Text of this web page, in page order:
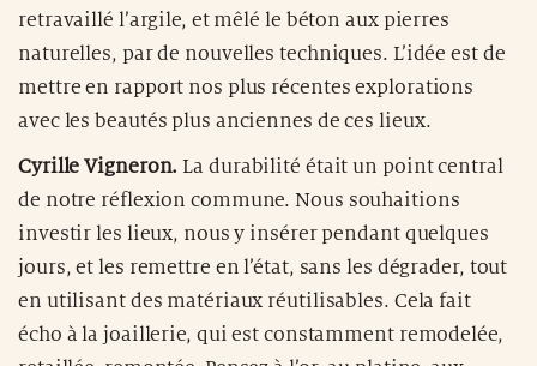
retravaillé l’argile, et mêlé le béton aux pierres
naturelles, par de nouvelles techniques. L’idée est de
mettre en rapport nos plus récentes explorations
avec les beautés plus anciennes de ces lieux.
Cyrille Vigneron. La durabilité était un point central
de notre réflexion commune. Nous souhaitions
investir les lieux, nous y insérer pendant quelques
jours, et les remettre en l’état, sans les dégrader, tout
en utilisant des matériaux réutilisables. Cela fait
écho à la joaillerie, qui est constamment remodelée,